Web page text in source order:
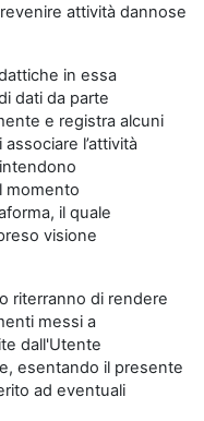
attività dannose
in essa
dati da parte
e registra alcuni
l’attività
momento
il quale
visione
riterranno di rendere
messi a
dall'Utente
esentando il presente
ad eventuali